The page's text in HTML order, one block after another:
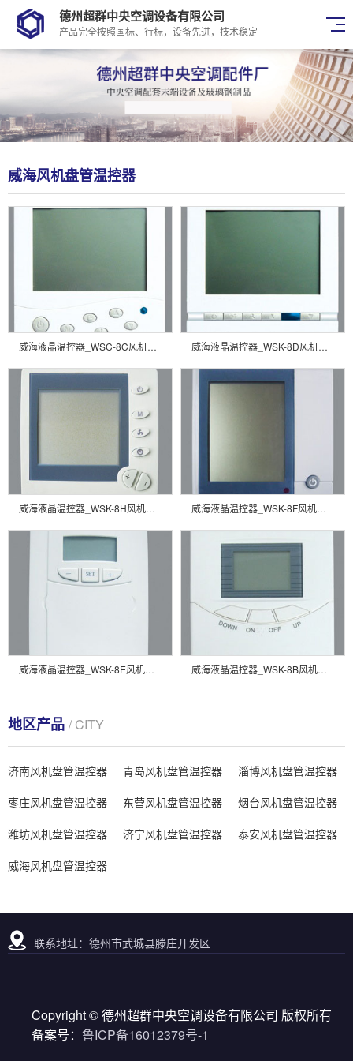
德州超群中央空调设备有限公司
产品完全按照国标、行标，设备先进，技术稳定
威海风机盘管温控器
威海液晶温控器_WSC-8C风机盘管温控器 威海液晶温控器_WSK-8D风机盘管温控器
威海液晶温控器_WSK-8H风机盘管温控器 威海液晶温控器_WSK-8F风机盘管温控器
威海液晶温控器_WSK-8E风机盘管温控器 威海液晶温控器_WSK-8B风机盘管温控器
地区产品 / CITY
济南风机盘管温控器 青岛风机盘管温控器
淄博风机盘管温控器
枣庄风机盘管温控器
东营风机盘管温控器
烟台风机盘管温控器
潍坊风机盘管温控器
济宁风机盘管温控器
泰安风机盘管温控器
威海风机盘管温控器
联系地址：德州市武城县滕庄开发区
Copyright © 德州超群中央空调设备有限公司 版权所有
备案号： 鲁ICP备16012379号-1